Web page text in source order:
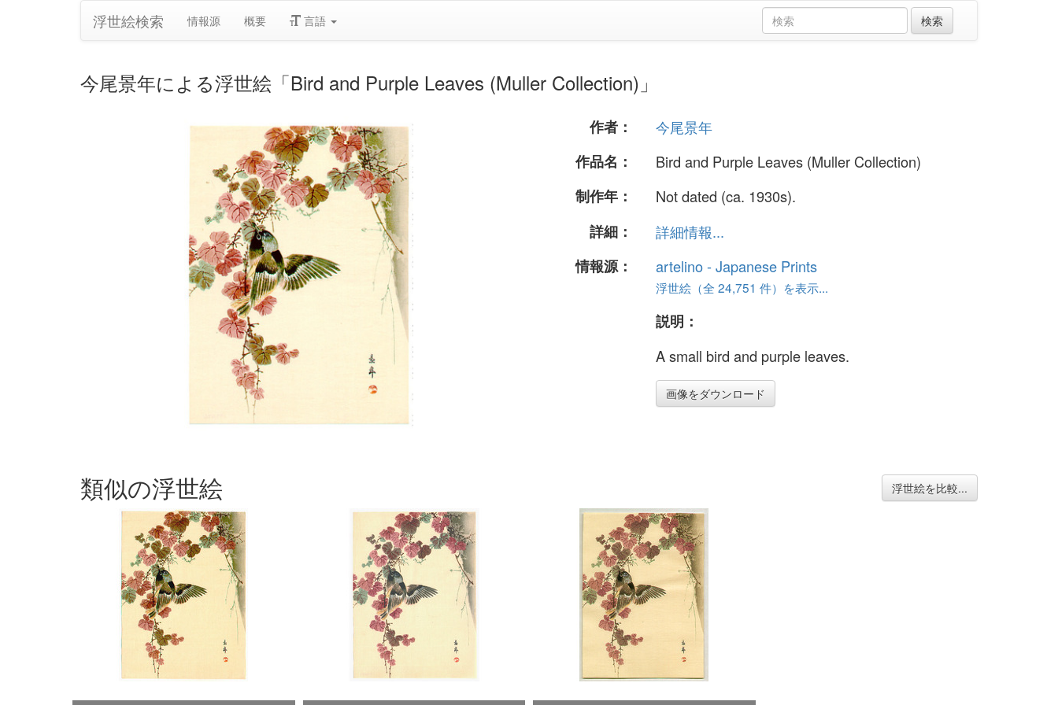
浮世絵検索 情報源 概要 言語
今尾景年による浮世絵「Bird and Purple Leaves (Muller Collection)」
作者：
今尾景年
作品名：
Bird and Purple Leaves (Muller Collection)
制作年：
Not dated (ca. 1930s).
詳細：
詳細情報...
情報源：
artelino - Japanese Prints
浮世絵（全 24,751 件）を表示...
説明：
A small bird and purple leaves.
画像をダウンロード
類似の浮世絵 浮世絵を比較...